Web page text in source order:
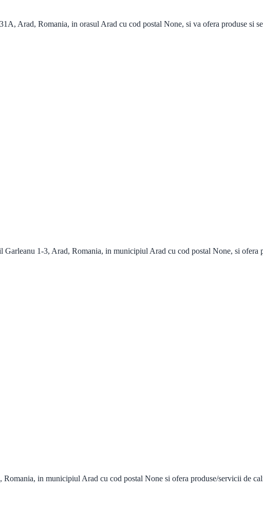
Arad, Romania, in orasul Arad cu cod postal None, si va ofera produse si
1-3, Arad, Romania, in municipiul Arad cu cod postal None, si ofera
in municipiul Arad cu cod postal None si ofera produse/servicii de